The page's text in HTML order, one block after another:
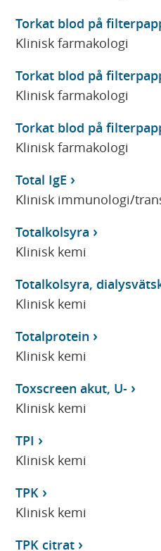
Torkat blod på
Klinisk farmakologi
Torkat blod på
Klinisk farmakologi
Torkat blod på
Klinisk farmakologi
Total IgE
Klinisk immunologi/
Totalkolsyra
Klinisk kemi
Totalkolsyra,
Klinisk kemi
Totalprotein
Klinisk kemi
Toxscreen akut, U-
Klinisk kemi
TPI
Klinisk kemi
TPK
Klinisk kemi
TPK citrat